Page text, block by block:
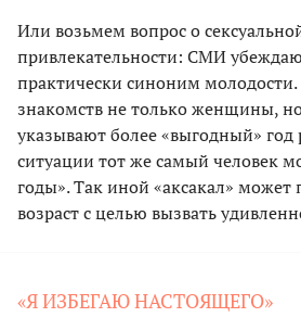
Или возьмем вопрос о
привлекательности: СМИ
практически синоним молодости.
знакомств не только женщины,
указывают более «выгодный» год
ситуации тот же самый человек
годы». Так иной «аксакал» может
возраст с целью вызвать
«Я ИЗБЕГАЮ НАСТОЯЩЕГО»